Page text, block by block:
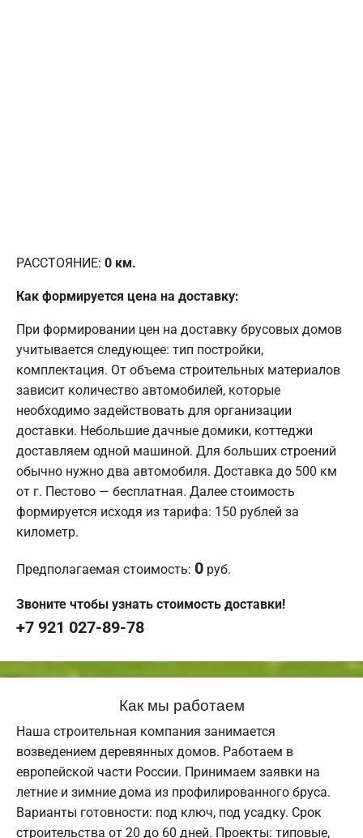
РАССТОЯНИЕ: 0 км.
Как формируется цена на доставку:
При формировании цен на доставку брусовых домов
учитывается следующее: тип постройки,
комплектация. От объема строительных материалов
зависит количество автомобилей, которые
необходимо задействовать для организации
доставки. Небольшие дачные домики, коттеджи
доставляем одной машиной. Для больших строений
обычно нужно два автомобиля. Доставка до 500 км
от г. Пестово — бесплатная. Далее стоимость
формируется исходя из тарифа: 150 рублей за
километр.
Предполагаемая стоимость: 0 руб.
Звоните чтобы узнать стоимость доставки!
+7 921 027-89-78
Как мы работаем
Наша строительная компания занимается
возведением деревянных домов. Работаем в
европейской части России. Принимаем заявки на
летние и зимние дома из профилированного бруса.
Варианты готовности: под ключ, под усадку. Срок
строительства от 20 до 60 дней. Проекты: типовые,